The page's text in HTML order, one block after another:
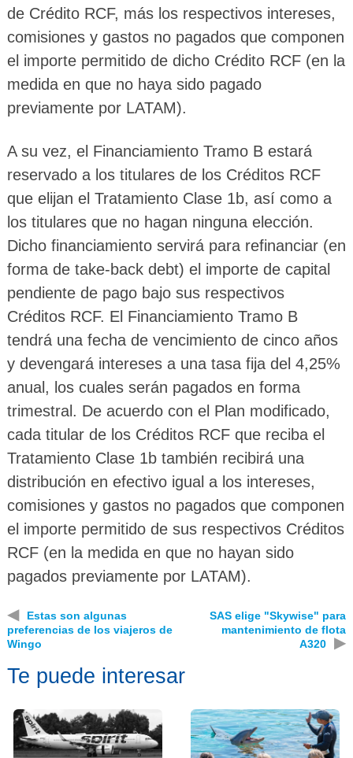
de Crédito RCF, más los respectivos intereses,
comisiones y gastos no pagados que componen
el importe permitido de dicho Crédito RCF (en la
medida en que no haya sido pagado
previamente por LATAM).
A su vez, el Financiamiento Tramo B estará
reservado a los titulares de los Créditos RCF
que elijan el Tratamiento Clase 1b, así como a
los titulares que no hagan ninguna elección.
Dicho financiamiento servirá para refinanciar (en
forma de take-back debt) el importe de capital
pendiente de pago bajo sus respectivos
Créditos RCF. El Financiamiento Tramo B
tendrá una fecha de vencimiento de cinco años
y devengará intereses a una tasa fija del 4,25%
anual, los cuales serán pagados en forma
trimestral. De acuerdo con el Plan modificado,
cada titular de los Créditos RCF que reciba el
Tratamiento Clase 1b también recibirá una
distribución en efectivo igual a los intereses,
comisiones y gastos no pagados que componen
el importe permitido de sus respectivos Créditos
RCF (en la medida en que no hayan sido
pagados previamente por LATAM).
◀
Estas son algunas
preferencias de los viajeros de
Wingo
SAS elige "Skywise" para
mantenimiento de flota
A320
▶
Te puede interesar